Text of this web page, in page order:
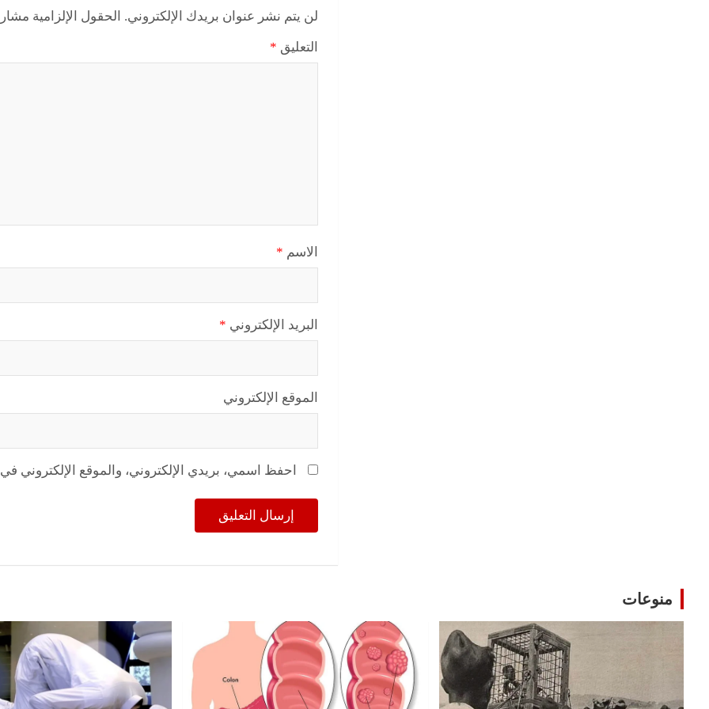
لن يتم نشر عنوان بريدك الإلكتروني. الحقول الإلزامية مشار
التعليق *
الاسم *
البريد الإلكتروني *
الموقع الإلكتروني
احفظ اسمي، بريدي الإلكتروني، والموقع الإلكتروني
منوعات